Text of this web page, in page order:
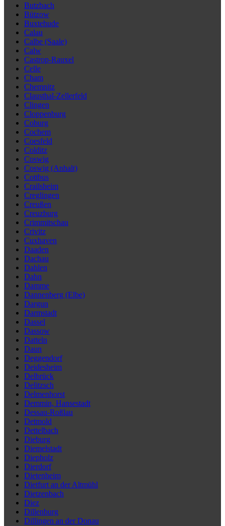
Butzbach
Bützow
Buxtehude
Calau
Calbe (Saale)
Calw
Castrop-Rauxel
Celle
Cham
Chemnitz
Clausthal-Zellerfeld
Clingen
Cloppenburg
Coburg
Cochem
Coesfeld
Colditz
Coswig
Coswig (Anhalt)
Cottbus
Crailsheim
Creglingen
Creußen
Creuzburg
Crimmitschau
Crivitz
Cuxhaven
Daaden
Dachau
Dahlen
Dahn
Damme
Dannenberg (Elbe)
Dargun
Darmstadt
Dassel
Dassow
Datteln
Daun
Deggendorf
Deidesheim
Delbrück
Delitzsch
Delmenhorst
Demmin, Hansestadt
Dessau-Roßlau
Detmold
Dettelbach
Dieburg
Diemelstadt
Diepholz
Dierdorf
Dietenheim
Dietfurt an der Altmühl
Dietzenbach
Diez
Dillenburg
Dillingen an der Donau